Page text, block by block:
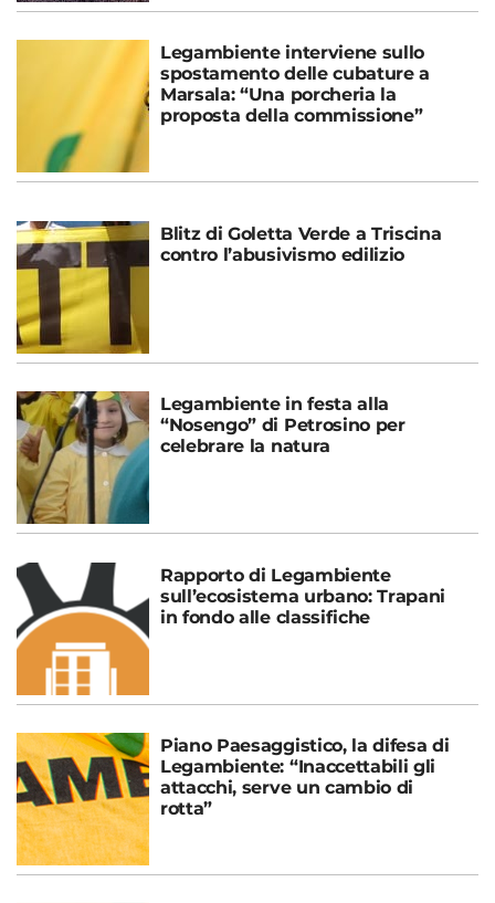
Legambiente interviene sullo
spostamento delle cubature a
Marsala: “Una porcheria la
proposta della commissione”
Blitz di Goletta Verde a Triscina
contro l’abusivismo edilizio
Legambiente in festa alla
“Nosengo” di Petrosino per
celebrare la natura
Rapporto di Legambiente
sull’ecosistema urbano: Trapani
in fondo alle classifiche
Piano Paesaggistico, la difesa di
Legambiente: “Inaccettabili gli
attacchi, serve un cambio di
rotta”